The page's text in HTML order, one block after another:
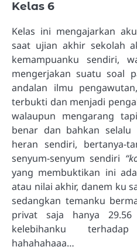
Kelas 6
Kelas ini mengajarkan
saat ujian akhir sekolah
kemampuanku sendiri,
mengerjakan suatu soal
andalan ilmu
terbukti dan menjadi
walaupun mengarang
benar dan bahkan selalu
heran sendiri, bertanya-
senyum-senyum sendiri
yang membuktikan ini
atau nilai akhir, danem ku
sedangkan temanku
privat saja hanya
kelebihanku
hahahahaaa…